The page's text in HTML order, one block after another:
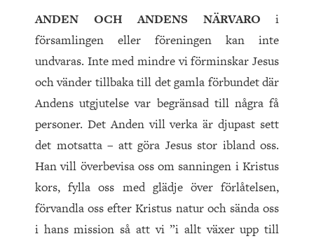
ANDEN OCH ANDENS NÄRVARO i
församlingen eller föreningen kan inte
undvaras. Inte med mindre vi förminskar Jesus
och vänder tillbaka till det gamla förbundet där
Andens utgjutelse var begränsad till några få
personer. Det Anden vill verka är djupast sett
det motsatta – att göra Jesus stor ibland oss.
Han vill överbevisa oss om sanningen i Kristus
kors, fylla oss med glädje över förlåtelsen,
förvandla oss efter Kristus natur och sända oss
i hans mission så att vi ”i allt växer upp till